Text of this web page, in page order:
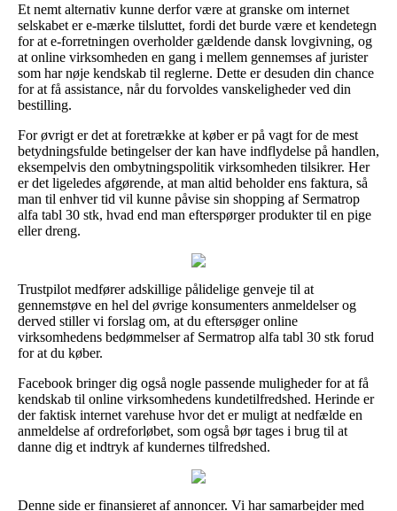
Et nemt alternativ kunne derfor være at granske om internet
selskabet er e-mærke tilsluttet, fordi det burde være et kendetegn
for at e-forretningen overholder gældende dansk lovgivning, og
at online virksomheden en gang i mellem gennemses af jurister
som har nøje kendskab til reglerne. Dette er desuden din chance
for at få assistance, når du forvoldes vanskeligheder ved din
bestilling.
For øvrigt er det at foretrække at køber er på vagt for de mest
betydningsfulde betingelser der kan have indflydelse på handlen,
eksempelvis den ombytningspolitik virksomheden tilsikrer. Her
er det ligeledes afgørende, at man altid beholder ens faktura, så
man til enhver tid vil kunne påvise sin shopping af Sermatrop
alfa tabl 30 stk, hvad end man efterspørger produkter til en pige
eller dreng.
Trustpilot medfører adskillige pålidelige genveje til at
gennemstøve en hel del øvrige konsumenters anmeldelser og
derved stiller vi forslag om, at du eftersøger online
virksomhedens bedømmelser af Sermatrop alfa tabl 30 stk forud
for at du køber.
Facebook bringer dig også nogle passende muligheder for at få
kendskab til online virksomhedens kundetilfredshed. Herinde er
der faktisk internet varehuse hvor det er muligt at nedfælde en
anmeldelse af ordreforløbet, som også bør tages i brug til at
danne dig et indtryk af kundernes tilfredshed.
Denne side er finansieret af annoncer. Vi har samarbejder med